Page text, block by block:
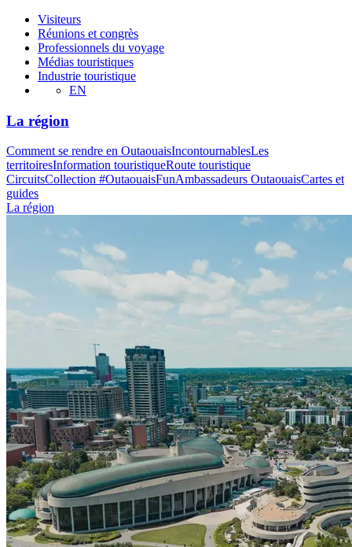
Visiteurs
Réunions et congrès
Professionnels du voyage
Médias touristiques
Industrie touristique
EN
La région
Comment se rendre en OutaouaisIncontournablesLes
territoiresInformation touristiqueRoute touristique
CircuitsCollection #OutaouaisFunAmbassadeurs OutaouaisCartes et
guides
La région